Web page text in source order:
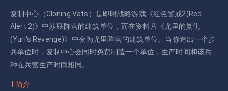
复制中心（Cloning Vats）是即时战略游戏《红色警戒2(Red
Alert 2)》中苏联阵营的建筑单位，而在资料片《尤里的复仇
(Yuri's Revenge)》中变为尤里阵营的建筑单位。当你造出一个步
兵单位时，复制中心会同时免费制造一个单位，生产时间和该兵
种在兵营生产时间相同。
1.简介